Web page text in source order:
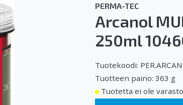
PERMA-TEC
Arcanol
250ml
Tuotekoodi:
Tuotteen paino: 363 g
Tuotetta ei ole